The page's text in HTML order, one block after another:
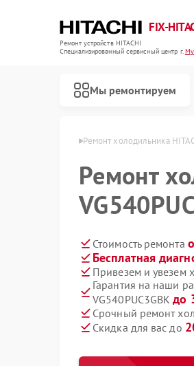
FIX-
Ремонт устройств HITACHI
Специализированный cервисный центр г.
Мы ремонтируем
Ремонт холодильника
Ремонт
Стоимость ремонта
Бесплатная
Привезем и увезем
Гарантия на наши
VG540PUC3GBKдо
Срочный ремонт
Скидка для вас до